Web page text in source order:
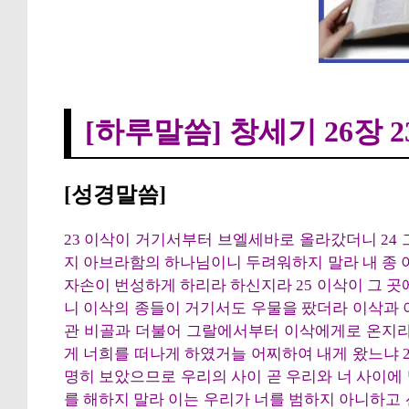
[하루말씀] 창세기 26장
[성경말씀]
23 이삭이 거기서부터 브엘세바로 올라갔더니
지 아브라함의 하나님이니 두려워하지 말라 내 종
자손이 번성하게 하리라 하신지라 25 이삭이 그
니 이삭의 종들이 거기서도 우물을 팠더라 이삭
관 비골과 더불어 그랄에서부터 이삭에게로 온
게 너희를 떠나게 하였거늘 어찌하여 내게 왔느
명히 보았으므로 우리의 사이 곧 우리와 너 사이
를 해하지 말라 이는 우리가 너를 범하지 아니하